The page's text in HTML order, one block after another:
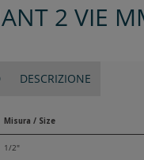
2 VIE
DESCRIZIONE
Misura / Size
1/2"